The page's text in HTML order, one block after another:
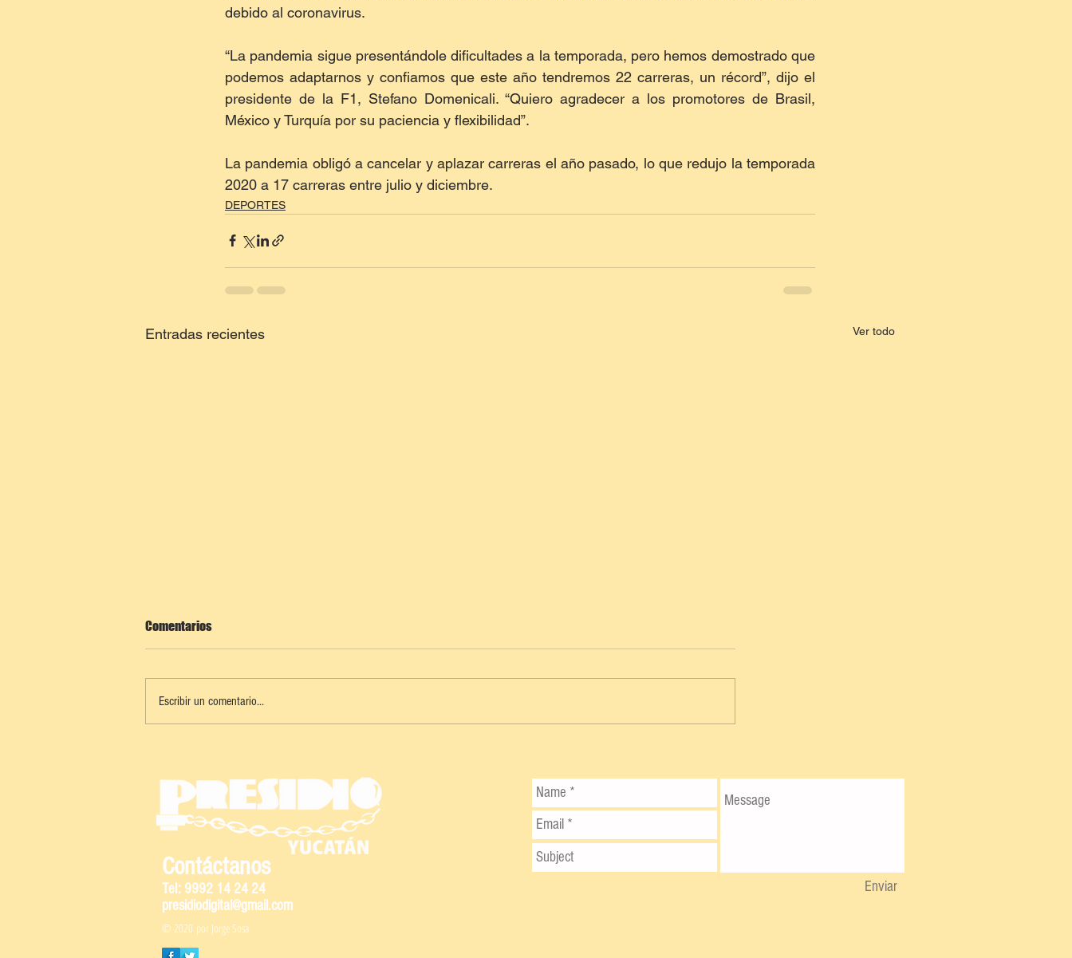
debido al coronavirus.
“La pandemia sigue presentándole dificultades a la temporada, pero hemos demostrado que
podemos adaptarnos y confiamos que este año tendremos 22 carreras, un récord”, dijo el
presidente de la F1, Stefano Domenicali. “Quiero agradecer a los promotores de Brasil,
México y Turquía por su paciencia y flexibilidad”.
La pandemia obligó a cancelar y aplazar carreras el año pasado, lo que redujo la temporada
2020 a 17 carreras entre julio y diciembre.
DEPORTES
Entradas recientes Ver todo
ADICCIONES
Comentarios
Escribir un comentario...
Contáctanos
Tel: 9992 14 24 24
presidiodigital@gmail.com
Enviar
© 2020 por Jorge Sosa